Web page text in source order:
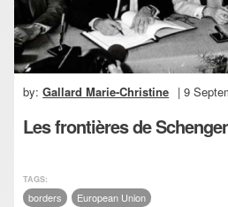
by:Gallard Marie-Christine | 9
Les frontières de
TAGS:
borders European Union